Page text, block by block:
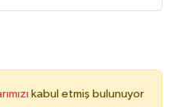
kabul etmiş bulunuyor